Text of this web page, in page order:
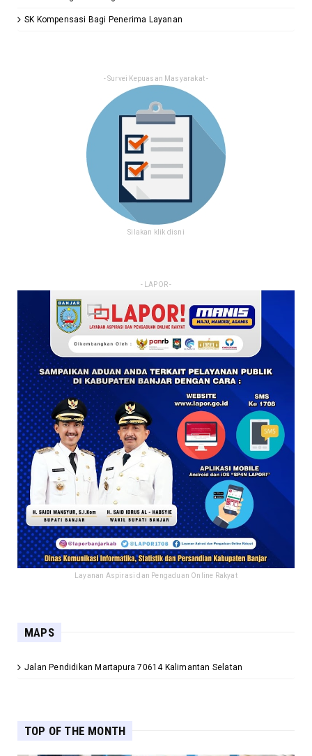
SK Kompensasi Bagi Penerima Layanan
- Survei Kepuasan Masyarakat -
Silakan klik disni
- LAPOR -
Layanan Aspirasi dan Pengaduan Online Rakyat
MAPS
Jalan Pendidikan Martapura 70614 Kalimantan Selatan
TOP OF THE MONTH